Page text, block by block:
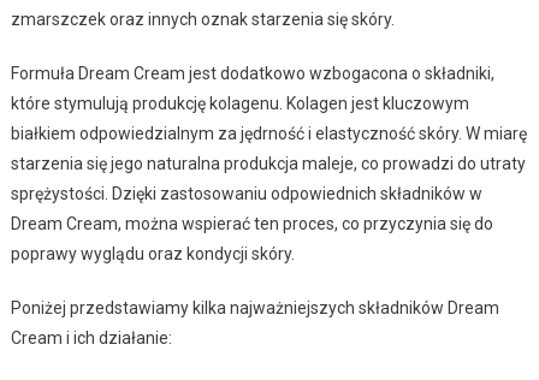
zmarszczek oraz innych oznak starzenia się skóry.
Formuła Dream Cream jest dodatkowo wzbogacona o składniki,
które stymulują produkcję kolagenu. Kolagen jest kluczowym
białkiem odpowiedzialnym za jędrność i elastyczność skóry. W miarę
starzenia się jego naturalna produkcja maleje, co prowadzi do utraty
sprężystości. Dzięki zastosowaniu odpowiednich składników w
Dream Cream, można wspierać ten proces, co przyczynia się do
poprawy wyglądu oraz kondycji skóry.
Poniżej przedstawiamy kilka najważniejszych składników Dream
Cream i ich działanie: